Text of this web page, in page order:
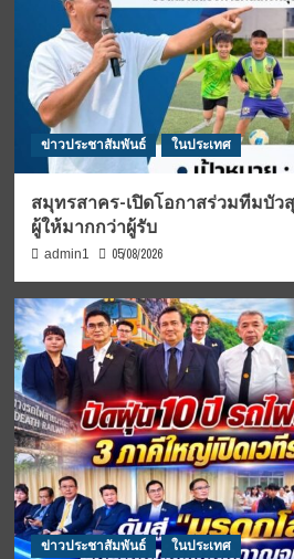
ข่าวประชาสัมพันธ์ ในประเทศ
สมุทรสาคร-เปิดโอกาสร่วมทีมบัว
ผู้ให้มากกว่าผู้รับ
admin1 05/08/2026
ข่าวประชาสัมพันธ์ ในประเทศ